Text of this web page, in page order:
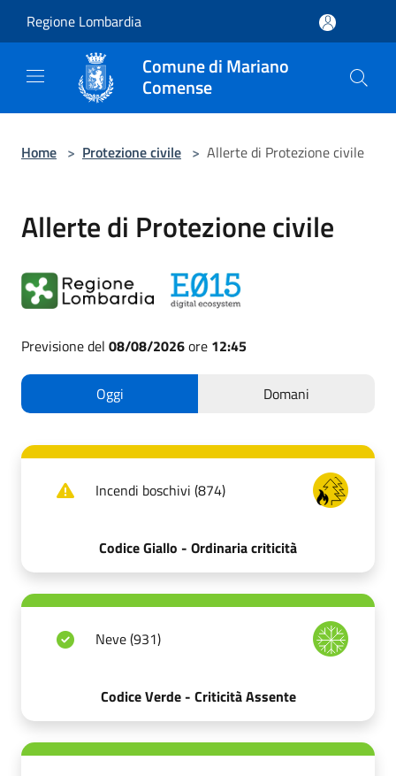
Regione Lombardia
Comune di Mariano
Comense
Home > Protezione civile > Allerte di Protezione civile
Allerte di Protezione civile
Previsione del 08/08/2026ore 12:45
Oggi Domani
Incendi boschivi (874)
Codice Giallo - Ordinaria criticità
Neve (931)
Codice Verde - Criticità Assente